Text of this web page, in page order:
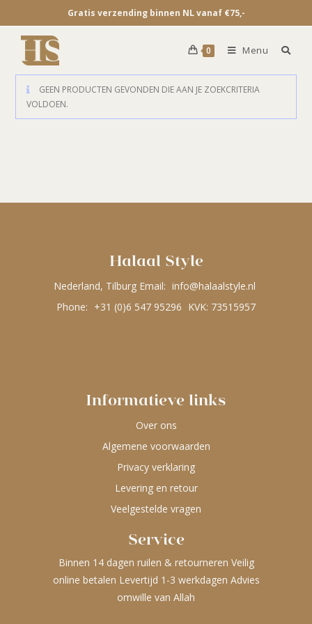
Gratis verzending binnen NL vanaf €75,-
0 Menu
GEEN PRODUCTEN GEVONDEN DIE AAN JE ZOEKCRITERIA
VOLDOEN.
Halaal Style
Nederland, Tilburg Email: info@halaalstyle.nl
Phone: +31 (0)6 547 95296 KVK: 73515957
Informatieve links
Over ons
Algemene voorwaarden
Privacy verklaring
Levering en retour
Veelgestelde vragen
Service
Binnen 14 dagen ruilen & retourneren Veilig
online betalen Levertijd 1-3 werkdagen Advies
omwille van Allah